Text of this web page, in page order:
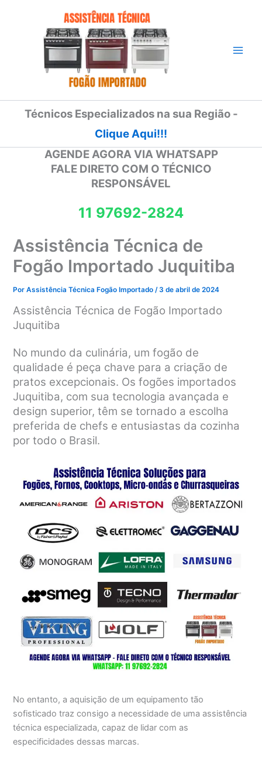
Técnicos Especializados na sua Região -
Clique Aqui!!!
AGENDE AGORA VIA WHATSAPP
FALE DIRETO COM O TÉCNICO
RESPONSÁVEL
11 97692-2824
Assistência Técnica de
Fogão Importado Juquitiba
PorAssistência Técnica Fogão Importado/3 de abril de 2024
Assistência Técnica de Fogão Importado
Juquitiba
No mundo da culinária, um fogão de
qualidade é peça chave para a criação de
pratos excepcionais. Os fogões importados
Juquitiba, com sua tecnologia avançada e
design superior, têm se tornado a escolha
preferida de chefs e entusiastas da cozinha
por todo o Brasil.
No entanto, a aquisição de um equipamento tão
sofisticado traz consigo a necessidade de uma assistência
técnica especializada, capaz de lidar com as
especificidades dessas marcas.